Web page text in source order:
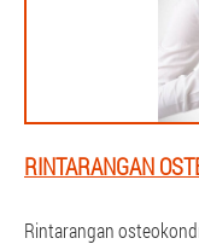
RINTARANGAN
Rintarangan